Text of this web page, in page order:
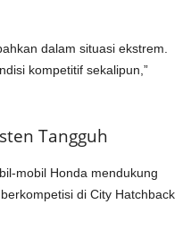
dalam situasi ekstrem.
kompetitif sekalipun,”
Tangguh
mobil Honda mendukung
di City Hatchback